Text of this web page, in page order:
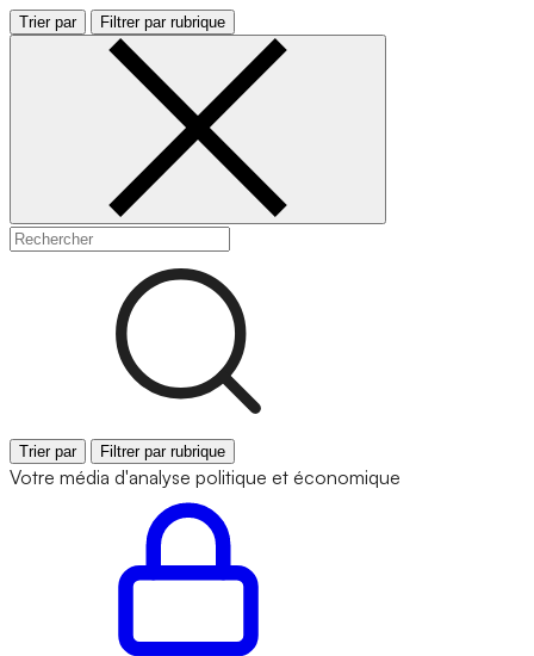
Trier par Filtrer par rubrique
Trier par Filtrer par rubrique
Votre média d'analyse politique et économique